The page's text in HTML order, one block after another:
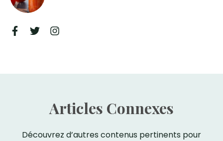
Articles Connexes
Découvrez d’autres contenus pertinents pour